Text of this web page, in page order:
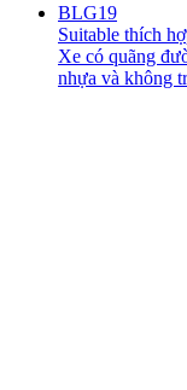
BLG19
Suitable thích
Xe có quãng
nhựa và không